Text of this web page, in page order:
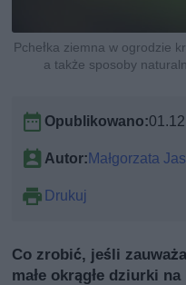
Pchełka ziemna w ogrodzie
a także sposoby
Opublikowano:
Autor:Małgorzata
Drukuj
Co zrobić, jeśli
małe okrągłe dziurki